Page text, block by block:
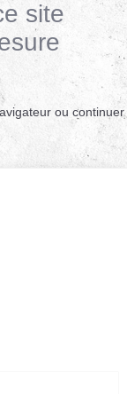
site
ou continuer